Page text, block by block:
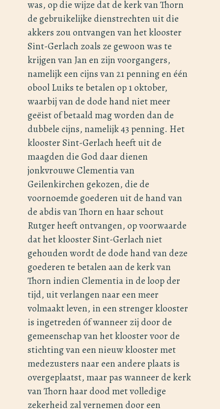
was, op die wijze dat de kerk van Thorn
de gebruikelijke dienstrechten uit die
akkers zou ontvangen van het klooster
Sint-Gerlach zoals ze gewoon was te
krijgen van Jan en zijn voorgangers,
namelijk een cijns van 21 penning en één
obool Luiks te betalen op 1 oktober,
waarbij van de dode hand niet meer
geёist of betaald mag worden dan de
dubbele cijns, namelijk 43 penning. Het
klooster Sint-Gerlach heeft uit de
maagden die God daar dienen
jonkvrouwe Clementia van
Geilenkirchen gekozen, die de
voornoemde goederen uit de hand van
de abdis van Thorn en haar schout
Rutger heeft ontvangen, op voorwaarde
dat het klooster Sint-Gerlach niet
gehouden wordt de dode hand van deze
goederen te betalen aan de kerk van
Thorn indien Clementia in de loop der
tijd, uit verlangen naar een meer
volmaakt leven, in een strenger klooster
is ingetreden óf wanneer zij door de
gemeenschap van het klooster voor de
stichting van een nieuw klooster met
medezusters naar een andere plaats is
overgeplaatst, maar pas wanneer de kerk
van Thorn haar dood met volledige
zekerheid zal vernemen door een